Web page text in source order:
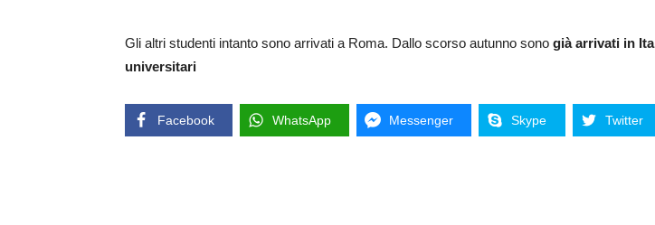
Gli altri studenti intanto sono arrivati a Roma. Dallo scorso autunno sono già arrivati in
universitari
Facebook WhatsApp Messenger Skype Twitter